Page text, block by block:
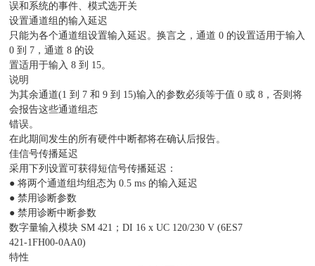
误和系统的事件、模式选开关
设置通道组的输入延迟
只能为各个通道组设置输入延迟。换言之，通道 0 的设置适用于输入
0 到 7，通道 8 的设
置适用于输入 8 到 15。
说明
为其余通道(1 到 7 和 9 到 15)输入的参数必须等于值 0 或 8，否则将
会报告这些通道组态
错误。
在此期间发生的所有硬件中断都将在确认后报告。
佳信号传播延迟
采用下列设置可获得短信号传播延迟：
● 将两个通道组均组态为 0.5 ms 的输入延迟
● 禁用诊断参数
● 禁用诊断中断参数
数字量输入模块 SM 421；DI 16 x UC 120/230 V (6ES7
421-1FH00-0AA0)
特性